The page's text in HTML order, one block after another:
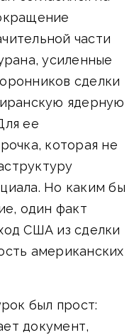
части
усиленные
сделки
ядерную
ее
которая не
Но каким бы
один факт
США из сделки
американских
был прост:
документ,